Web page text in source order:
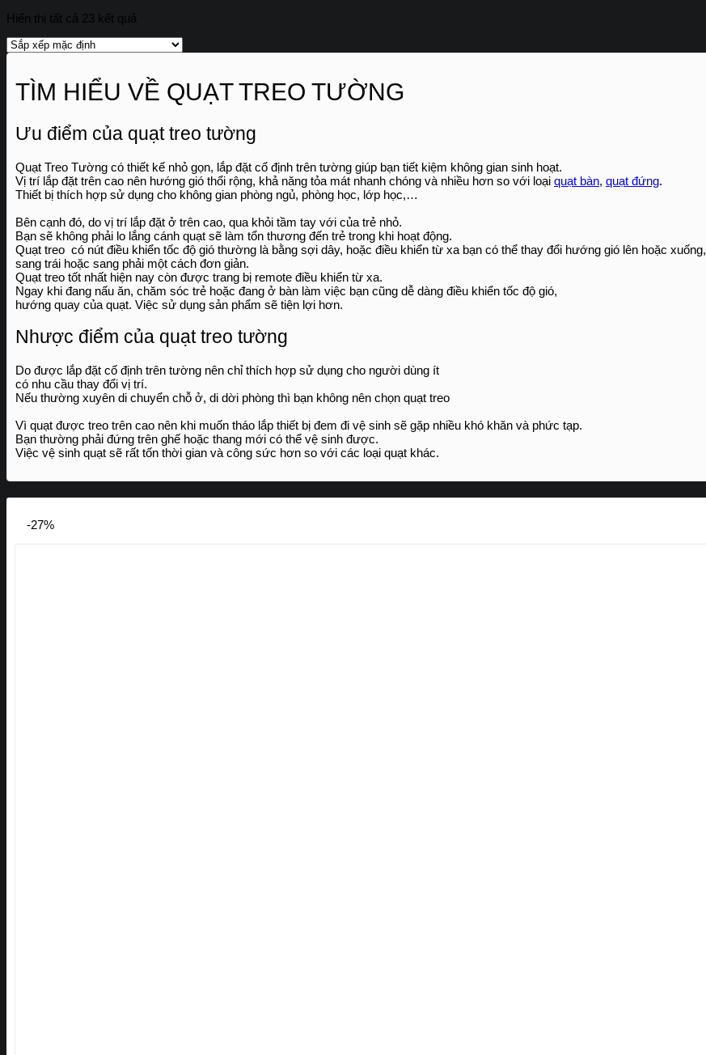
Hiển thị tất cả 23 kết quả
TÌM HIỂU VỀ QUẠT TREO TƯỜNG
Ưu điểm của quạt treo tường
Quạt Treo Tường có thiết kế nhỏ gọn, lắp đặt cố định trên tường giúp bạn tiết kiệm không gian sinh hoạt.
Vị trí lắp đặt trên cao nên hướng gió thổi rộng, khả năng tỏa mát nhanh chóng và nhiều hơn so với loại quạt bàn, quạt đứng.
Thiết bị thích hợp sử dụng cho không gian phòng ngủ, phòng học, lớp học,…
Bên cạnh đó, do vị trí lắp đặt ở trên cao, qua khỏi tầm tay với của trẻ nhỏ.
Bạn sẽ không phải lo lắng cánh quạt sẽ làm tổn thương đến trẻ trong khi hoạt động.
Quạt treo có nút điều khiển tốc độ gió thường là bằng sợi dây, hoặc điều khiển từ xa bạn có thể thay đổi hướng gió lên hoặc xuống,
sang trái hoặc sang phải một cách đơn giản.
Quạt treo tốt nhất hiện nay còn được trang bị remote điều khiển từ xa.
Ngay khi đang nấu ăn, chăm sóc trẻ hoặc đang ở bàn làm việc bạn cũng dễ dàng điều khiển tốc độ gió,
hướng quay của quạt. Việc sử dụng sản phẩm sẽ tiện lợi hơn.
Nhược điểm của quạt treo tường
Do được lắp đặt cố định trên tường nên chỉ thích hợp sử dụng cho người dùng ít
có nhu cầu thay đổi vị trí.
Nếu thường xuyên di chuyển chỗ ở, di dời phòng thì bạn không nên chọn quạt treo
Vì quạt được treo trên cao nên khi muốn tháo lắp thiết bị đem đi vệ sinh sẽ gặp nhiều khó khăn và phức tạp.
Bạn thường phải đứng trên ghế hoặc thang mới có thể vệ sinh được.
Việc vệ sinh quạt sẽ rất tốn thời gian và công sức hơn so với các loại quạt khác.
-27%